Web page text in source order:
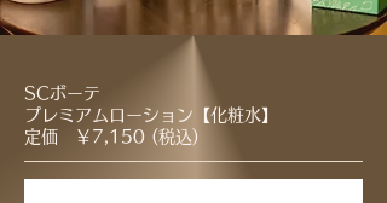
SCボーテ
​プレミアムローション【化粧水】
​定価 ￥7,150 (税込)